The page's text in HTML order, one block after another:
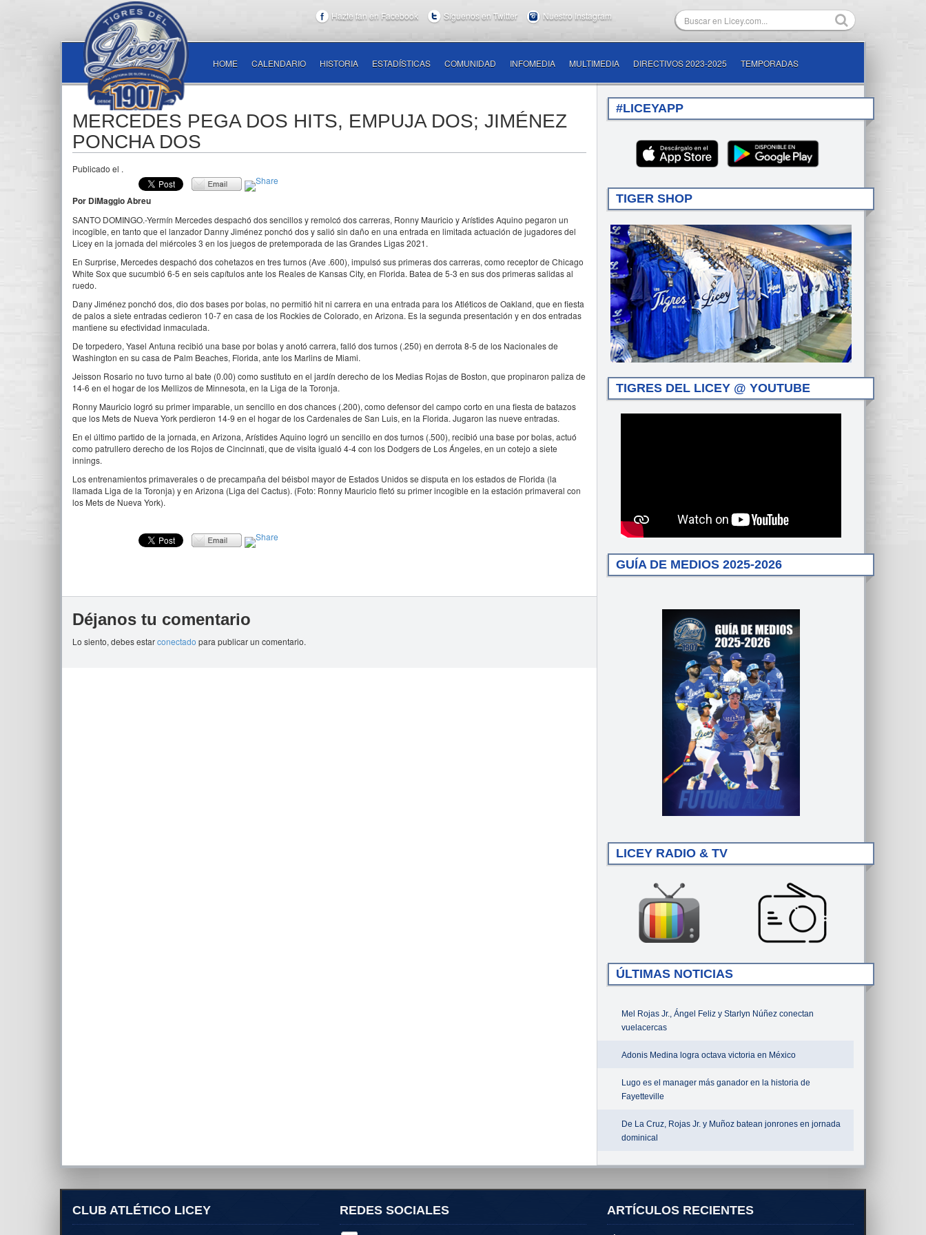
Hazte fan en Facebook Síguenos en Twitter Nuestro Instagram
HOME CALENDARIO HISTORIA ESTADÍSTICAS COMUNIDAD INFOMEDIA MULTIMEDIA DIRECTIVOS 2023-2025 TEMPORADAS
MERCEDES PEGA DOS HITS, EMPUJA DOS; JIMÉNEZ
PONCHA DOS
Publicado el .
Por DiMaggio Abreu
SANTO DOMINGO.-Yermín Mercedes despachó dos sencillos y remolcó dos carreras, Ronny Mauricio y Arístides Aquino pegaron un
incogible, en tanto que el lanzador Danny Jiménez ponchó dos y salió sin daño en una entrada en limitada actuación de jugadores del
Licey en la jornada del miércoles 3 en los juegos de pretemporada de las Grandes Ligas 2021.
En Surprise, Mercedes despachó dos cohetazos en tres turnos (Ave .600), impulsó sus primeras dos carreras, como receptor de Chicago
White Sox que sucumbió 6-5 en seis capítulos ante los Reales de Kansas City, en Florida. Batea de 5-3 en sus dos primeras salidas al
ruedo.
Dany Jiménez ponchó dos, dio dos bases por bolas, no permitió hit ni carrera en una entrada para los Atléticos de Oakland, que en fiesta
de palos a siete entradas cedieron 10-7 en casa de los Rockies de Colorado, en Arizona. Es la segunda presentación y en dos entradas
mantiene su efectividad inmaculada.
De torpedero, Yasel Antuna recibió una base por bolas y anotó carrera, falló dos turnos (.250) en derrota 8-5 de los Nacionales de
Washington en su casa de Palm Beaches, Florida, ante los Marlins de Miami.
Jeisson Rosario no tuvo turno al bate (0.00) como sustituto en el jardín derecho de los Medias Rojas de Boston, que propinaron paliza de
14-6 en el hogar de los Mellizos de Minnesota, en la Liga de la Toronja.
Ronny Mauricio logró su primer imparable, un sencillo en dos chances (.200), como defensor del campo corto en una fiesta de batazos
que los Mets de Nueva York perdieron 14-9 en el hogar de los Cardenales de San Luis, en la Florida. Jugaron las nueve entradas.
En el último partido de la jornada, en Arizona, Arístides Aquino logró un sencillo en dos turnos (.500), recibió una base por bolas, actuó
como patrullero derecho de los Rojos de Cincinnati, que de visita igualó 4-4 con los Dodgers de Los Ángeles, en un cotejo a siete
innings.
Los entrenamientos primaverales o de precampaña del béisbol mayor de Estados Unidos se disputa en los estados de Florida (la
llamada Liga de la Toronja) y en Arizona (Liga del Cactus). (Foto: Ronny Mauricio fletó su primer incogible en la estación primaveral con
los Mets de Nueva York).
Déjanos tu comentario
Lo siento, debes estarconectado para publicar un comentario.
#LICEYAPP
TIGER SHOP
TIGRES DEL LICEY @ YOUTUBE
GUÍA DE MEDIOS 2025-2026
LICEY RADIO & TV
ÚLTIMAS NOTICIAS
Mel Rojas Jr., Ángel Feliz y Starlyn Núñez conectan
vuelacercas
Adonis Medina logra octava victoria en México
Lugo es el manager más ganador en la historia de
Fayetteville
De La Cruz, Rojas Jr. y Muñoz batean jonrones en jornada
dominical
CLUB ATLÉTICO LICEY REDES SOCIALES ARTÍCULOS RECIENTES